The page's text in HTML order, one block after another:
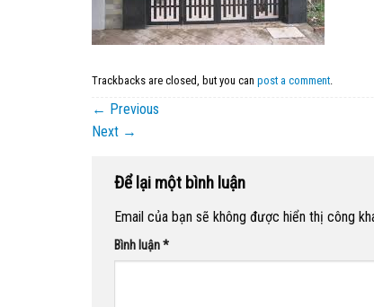
Trackbacks are closed, but you can post a comment.
← Previous
Next →
Để lại một bình luận
Email của bạn sẽ không được hiển thị công
Bình luận*